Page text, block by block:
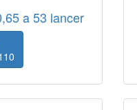
a 53 lancer